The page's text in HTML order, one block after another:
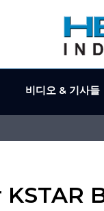
비디오 & 기사들